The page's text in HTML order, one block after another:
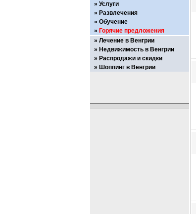
Услуги
Развлечения
Обучение
Горячие предложения
Лечение в Венгрии
Недвижимость в Венгрии
Распродажи и скидки
Шоппинг в Венгрии